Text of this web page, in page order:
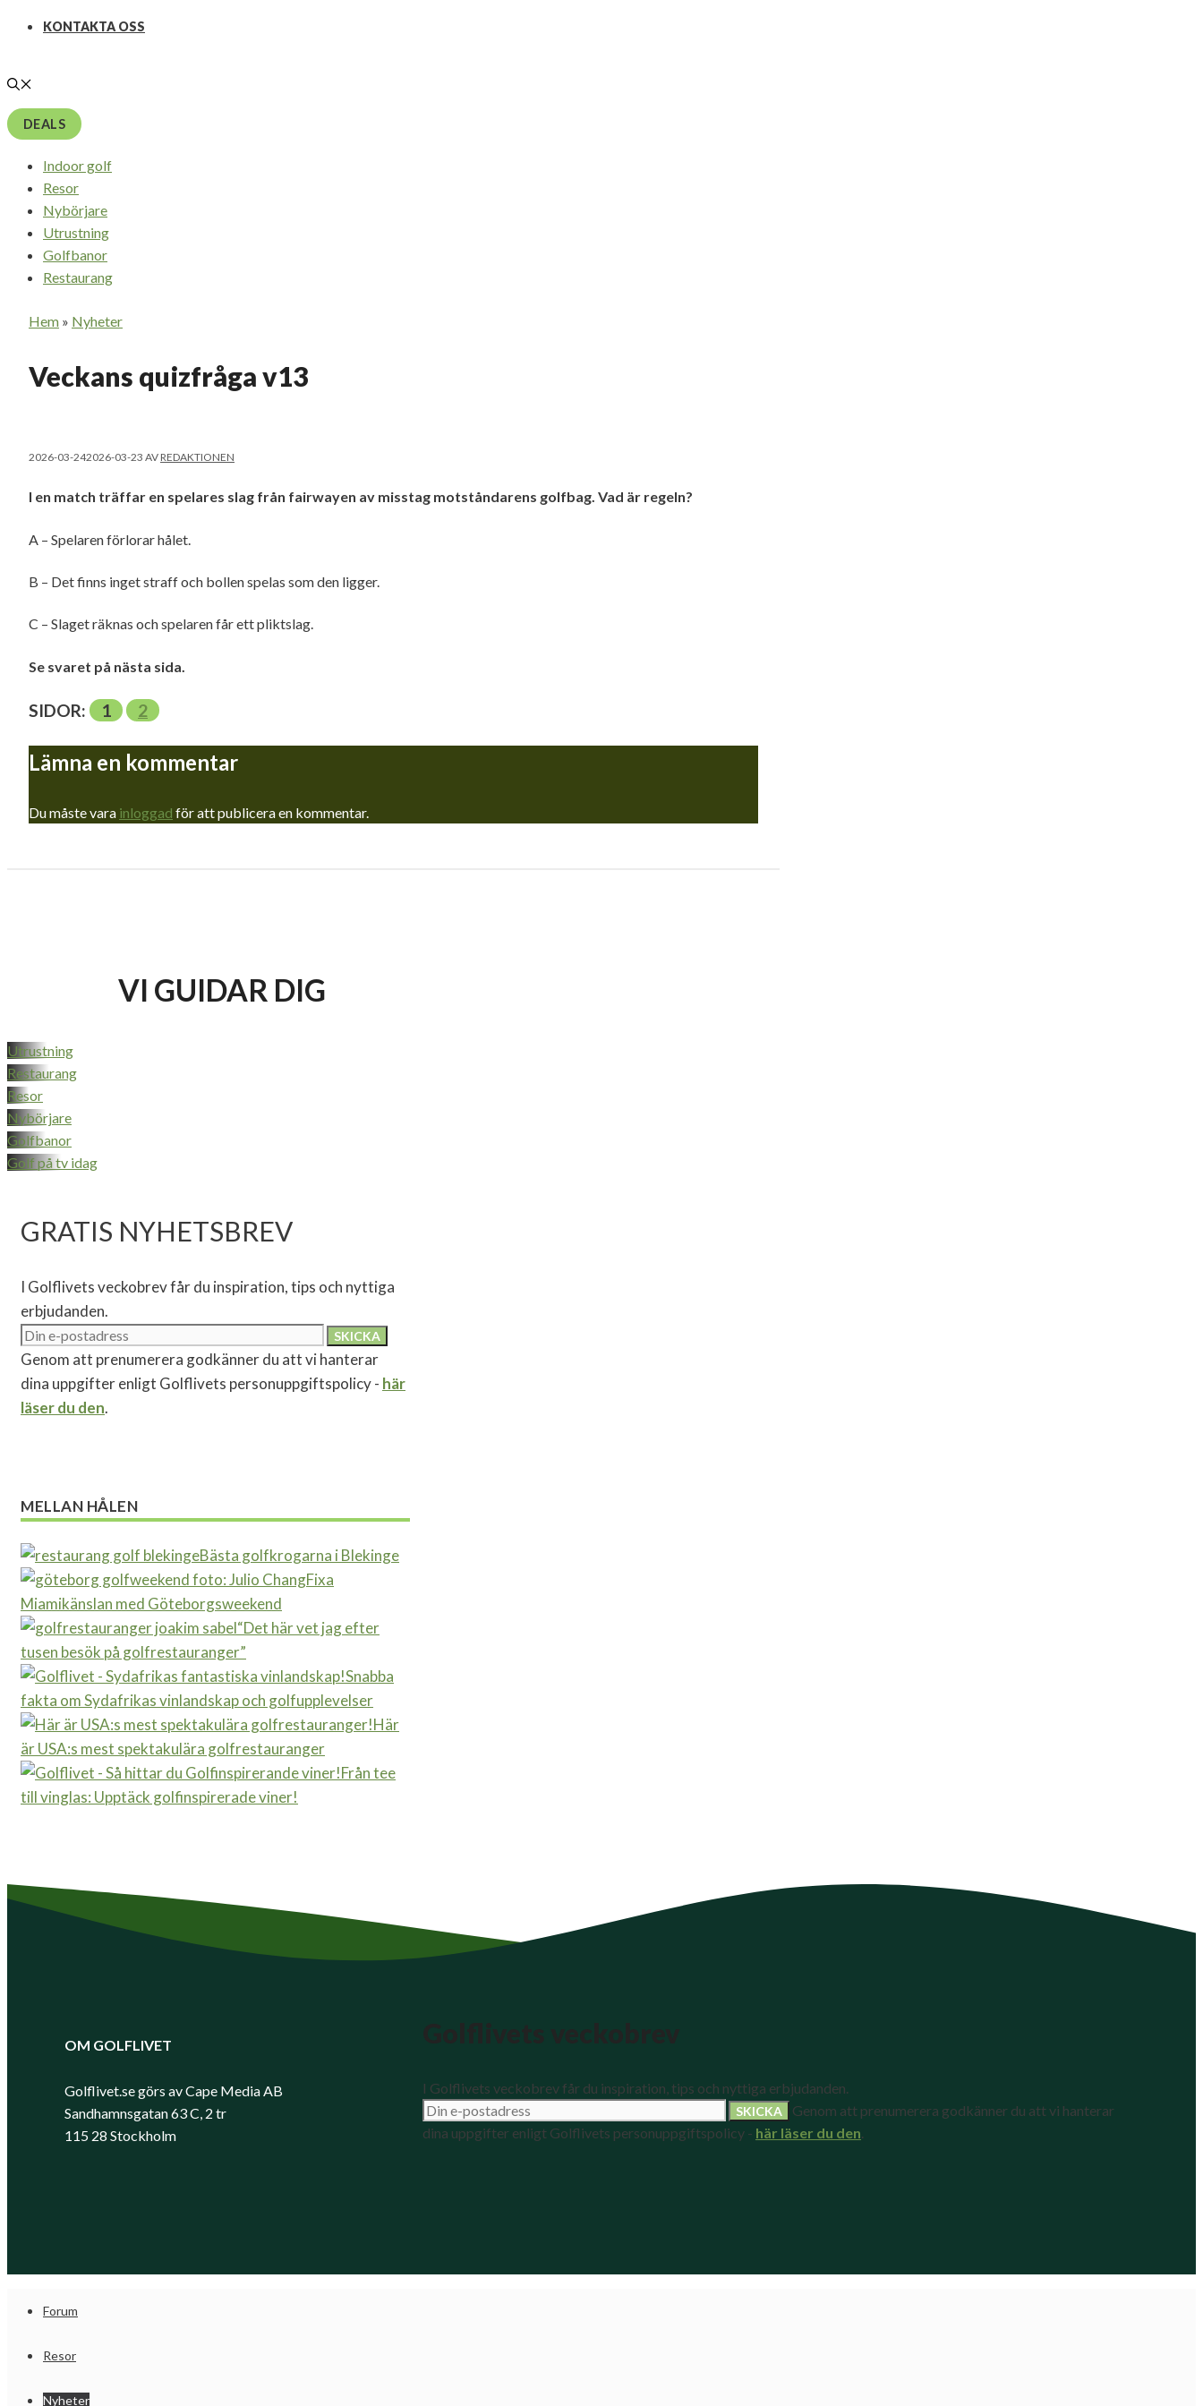
KONTAKTA OSS
DEALS
Indoor golf
Resor
Nybörjare
Utrustning
Golfbanor
Restaurang
Hem » Nyheter
Veckans quizfråga v13
2026-03-242026-03-23 AVREDAKTIONEN
I en match träffar en spelares slag från fairwayen av misstag motståndarens golfbag. Vad är regeln?
A – Spelaren förlorar hålet.
B – Det finns inget straff och bollen spelas som den ligger.
C – Slaget räknas och spelaren får ett pliktslag.
Se svaret på nästa sida.
SIDOR: 1 2
Lämna en kommentar
Du måste vara inloggad för att publicera en kommentar.
VI GUIDAR DIG
Utrustning
Restaurang
Resor
Nybörjare
Golfbanor
Golf på tv idag
GRATIS NYHETSBREV
I Golflivets veckobrev får du inspiration, tips och nyttiga
erbjudanden.
Genom att prenumerera godkänner du att vi hanterar
dina uppgifter enligt Golflivets personuppgiftspolicy - här
läser du den.
MELLAN HÅLEN
Bästa golfkrogarna i Blekinge
Fixa
Miamikänslan med Göteborgsweekend
“Det här vet jag efter
tusen besök på golfrestauranger”
Snabba
fakta om Sydafrikas vinlandskap och golfupplevelser
Här
är USA:s mest spektakulära golfrestauranger
Från tee
till vinglas: Upptäck golfinspirerade viner!
OM GOLFLIVET
Golflivet.se görs av Cape Media AB
Sandhamnsgatan 63 C, 2 tr
115 28 Stockholm
I Golflivets veckobrev får du inspiration, tips och nyttiga erbjudanden.
Genom att prenumerera godkänner du att vi hanterar
dina uppgifter enligt Golflivets personuppgiftspolicy - här läser du den.
Forum
Resor
Nyheter